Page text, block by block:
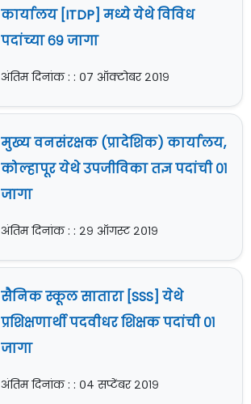
कार्यालय [ITDP] मध्ये येथे विविध
पदांच्या ६९ जागा
अंतिम दिनांक : : ०७ ऑक्टोबर २०१९
मुख्य वनसंरक्षक (प्रादेशिक) कार्यालय,
कोल्हापूर येथे उपजीविका तज्ञ पदांची ०१
जागा
अंतिम दिनांक : : २९ ऑगस्ट २०१९
सैनिक स्कूल सातारा [SSS] येथे
प्रशिक्षणार्थी पदवीधर शिक्षक पदांची ०१
जागा
अंतिम दिनांक : : ०४ सप्टेंबर २०१९